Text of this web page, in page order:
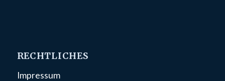
RECHTLICHES
Impressum